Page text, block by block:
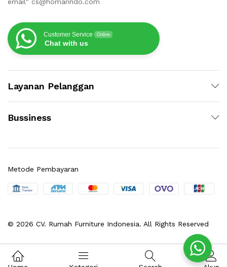
Customer Service Online
Chat with us
Layanan Pelanggan
Bussiness
© 2026 CV. Rumah Furniture Indonesia. All Rights Reserved
Metode Pembayaran